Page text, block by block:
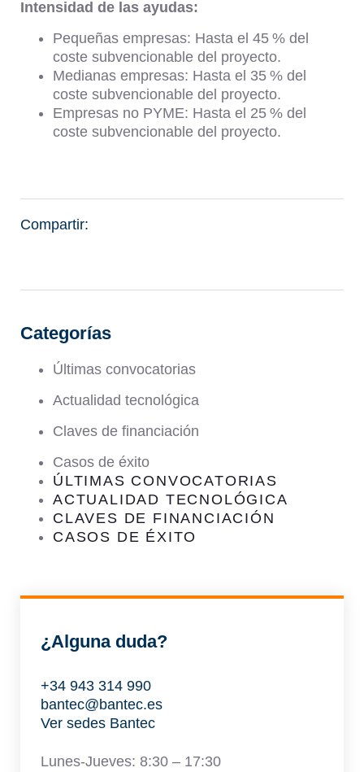
Intensidad de las ayudas:
Pequeñas empresas: Hasta el 45 % del
coste subvencionable del proyecto.
Medianas empresas: Hasta el 35 % del
coste subvencionable del proyecto.
Empresas no PYME: Hasta el 25 % del
coste subvencionable del proyecto.
Compartir:
Categorías
Últimas convocatorias
Actualidad tecnológica
Claves de financiación
Casos de éxito
ÚLTIMAS CONVOCATORIAS
ACTUALIDAD TECNOLÓGICA
CLAVES DE FINANCIACIÓN
CASOS DE ÉXITO
¿Alguna duda?
+34 943 314 990
bantec@bantec.es
Ver sedes Bantec
Lunes-Jueves: 8:30 – 17:30